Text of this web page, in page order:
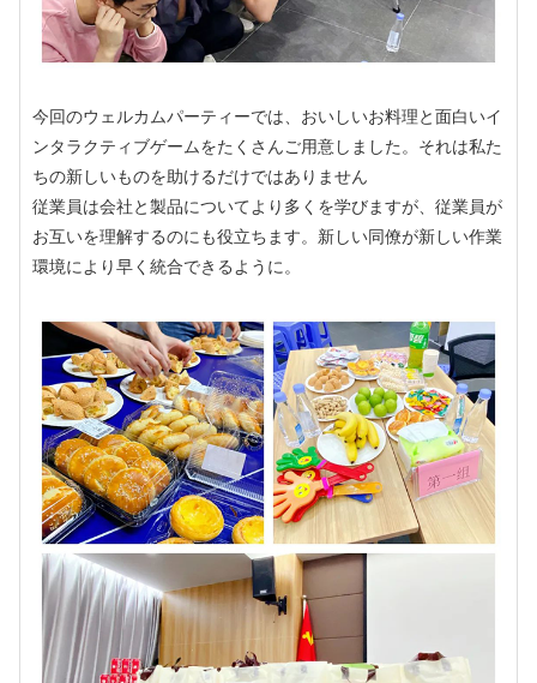
今回のウェルカムパーティーでは、おいしいお料理と面白いイ
ンタラクティブゲームをたくさんご用意しました。それは私た
ちの新しいものを助けるだけではありません
従業員は会社と製品についてより多くを学びますが、従業員が
お互いを理解するのにも役立ちます。新しい同僚が新しい作業
環境により早く統合できるように。